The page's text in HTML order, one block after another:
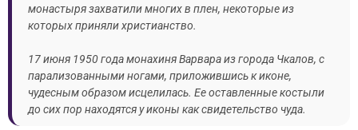
монастыря захватили многих в плен, некоторые из
которых приняли христианство.
17 июня 1950 года монахиня Варвара из города Чкалов, с
парализованными ногами, приложившись к иконе,
чудесным образом исцелилась. Ее оставленные костыли
до сих пор находятся у иконы как свидетельство чуда.